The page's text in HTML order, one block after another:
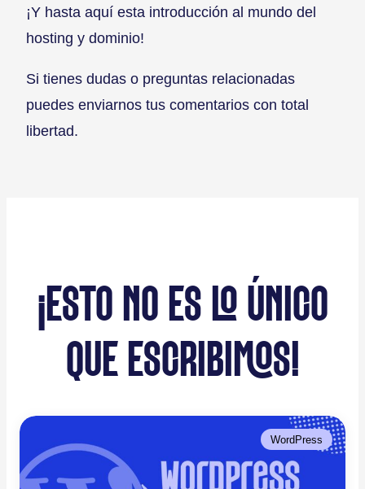
¡Y hasta aquí esta introducción al mundo del
hosting y dominio!
Si tienes dudas o preguntas relacionadas
puedes enviarnos tus comentarios con total
libertad.
¡ESTO NO ES LO ÚNICO
QUE ESCRIBIMOS!
WordPress